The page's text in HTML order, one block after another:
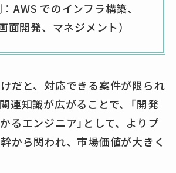
AWS でのインフラ構築、
面開発、マネジメント）
だと、対応できる案件が限られ
連知識が広がることで、「開発
るエンジニア」として、よりプ
から関われ、市場価値が大きく